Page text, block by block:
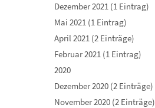
Dezember 2021 (1 Eintrag)
Mai 2021 (1 Eintrag)
April 2021 (2 Einträge)
Februar 2021 (1 Eintrag)
2020
Dezember 2020 (2 Einträge)
November 2020 (2 Einträge)